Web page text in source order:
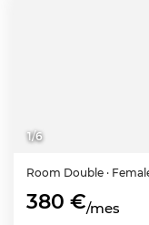
1/6
Room Double ·
380 €/mes